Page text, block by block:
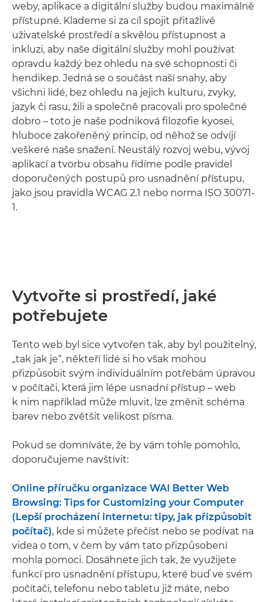
weby, aplikace a digitální služby budou maximálně
přístupné. Klademe si za cíl spojit přitažlivé
uživatelské prostředí a skvělou přístupnost a
inkluzi, aby naše digitální služby mohl používat
opravdu každý bez ohledu na své schopnosti či
hendikep. Jedná se o součást naší snahy, aby
všichni lidé, bez ohledu na jejich kulturu, zvyky,
jazyk či rasu, žili a společně pracovali pro společné
dobro – toto je naše podniková filozofie kyosei,
hluboce zakořeněný princip, od něhož se odvíjí
veškeré naše snažení. Neustálý rozvoj webu, vývoj
aplikací a tvorbu obsahu řídíme podle pravidel
doporučených postupů pro usnadnění přístupu,
jako jsou pravidla WCAG 2.1 nebo norma ISO 30071-
1.
Vytvořte si prostředí, jaké
potřebujete
Tento web byl sice vytvořen tak, aby byl použitelný,
„tak jak je“, někteří lidé si ho však mohou
přizpůsobit svým individuálním potřebám úpravou
v počítači, která jim lépe usnadní přístup – web
k nim například může mluvit, lze změnit schéma
barev nebo zvětšit velikost písma.
Pokud se domníváte, že by vám tohle pomohlo,
doporučujeme navštívit:
Online příručku organizace WAI Better Web
Browsing: Tips for Customizing your Computer
(Lepší procházení internetu: tipy, jak přizpůsobit
počítač), kde si můžete přečíst nebo se podívat na
videa o tom, v čem by vám tato přizpůsobení
mohla pomoci. Dosáhnete jich tak, že využijete
funkcí pro usnadnění přístupu, které buď ve svém
počítači, telefonu nebo tabletu již máte, nebo